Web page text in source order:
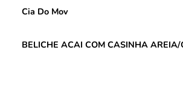
Cia Do Mov
BELICHE ACAI COM CASINHA